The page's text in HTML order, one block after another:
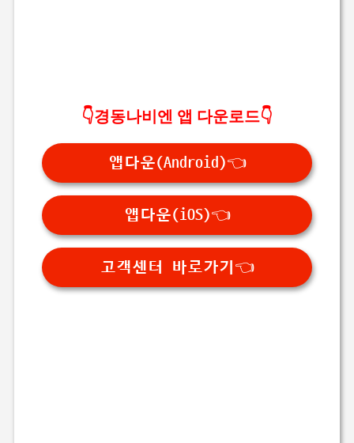
👇경동나비엔 앱 다운로드👇
앱다운(Android)👈
앱다운(iOS)👈
고객센터 바로가기👈